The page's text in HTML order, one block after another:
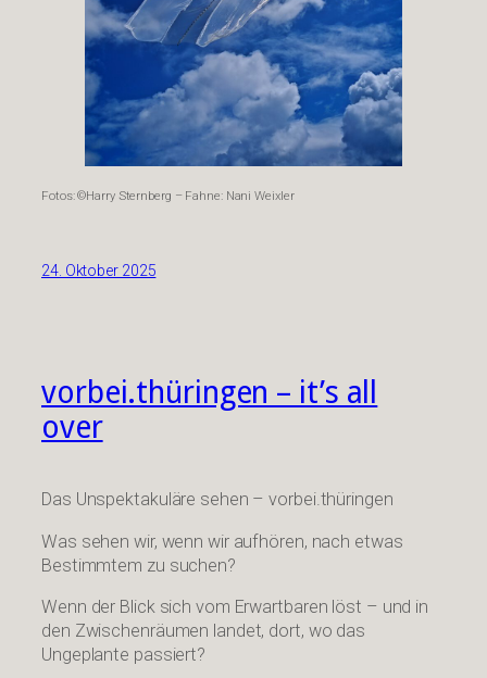
Fotos: ©Harry Sternberg – Fahne: Nani Weixler
24. Oktober 2025
vorbei.thüringen – it’s all
over
Das Unspektakuläre sehen – vorbei.thüringen
Was sehen wir, wenn wir aufhören, nach etwas
Bestimmtem zu suchen?
Wenn der Blick sich vom Erwartbaren löst – und in
den Zwischenräumen landet, dort, wo das
Ungeplante passiert?